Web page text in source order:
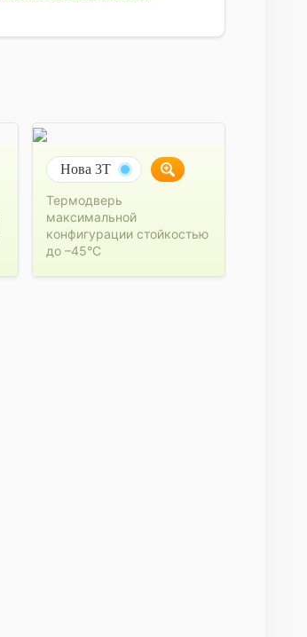
Нова 3Т
Термодверь
максимальной
конфигурации стойкостью
до –45°C